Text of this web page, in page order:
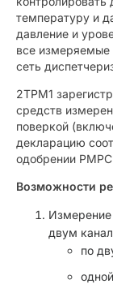
температуру и
давление и
все измеряемые
сеть
2ТРМ1
средств
поверкой
декларацию
одобрении
Возможности
Измерение
двум
по